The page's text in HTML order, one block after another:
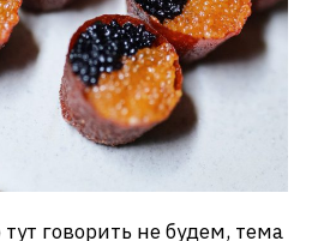
говорить не будем, тема